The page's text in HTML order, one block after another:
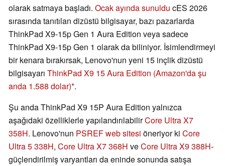
olarak satmaya başladı. Ocak ayında sunuldu cES 2026
sırasında tanıtılan dizüstü bilgisayar, bazı pazarlarda
ThinkPad X9-15p Gen 1 Aura Edition veya sadece
ThinkPad X9-15p Gen 1 olarak da biliniyor. İsimlendirmeyi
bir kenara bırakırsak, Lenovo'nun yeni 15 inçlik dizüstü
bilgisayarı ThinkPad X9 15 Aura Edition (Amazon'da şu
anda 1.588 dolar) .
Şu anda ThinkPad X9 15P Aura Edition yalnızca
aşağıdaki özelliklerle yapılandırılabilirCore Ultra X7
358H. Lenovo'nun PSREF web sitesi öneriyor ki Core
Ultra 5 338H, Core Ultra X7 368H veCore Ultra X9 388H-
güçlendirilmiş varyantları da eninde sonunda satışa